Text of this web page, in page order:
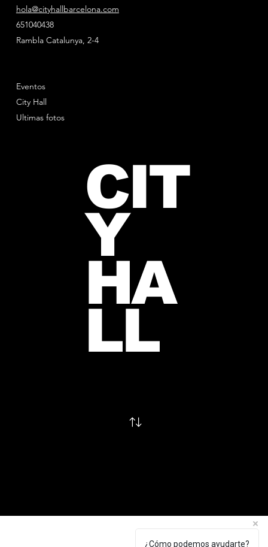
Eventos
City Hall
Ultimas fotos
CIT
Y
HA
LL
hola@cityhallbarcelona.com
651040438
Rambla Catalunya, 2-4
¿Cómo podemos ayudarte?